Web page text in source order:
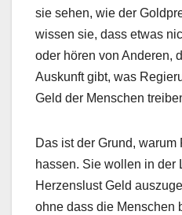
sie sehen, wie der
wissen sie, dass etwas
oder hören von Anderen,
Auskunft gibt, was
Geld der Menschen
Das ist der Grund,
hassen. Sie wollen in der
Herzenslust Geld
ohne dass die Menschen